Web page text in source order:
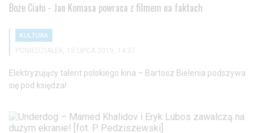
Boże Ciało - Jan Komasa powraca z filmem na faktach
KULTURA
PONIEDZIAŁEK, 15 LIPCA 2019, 14:37
Elektryzujący talent polskiego kina – Bartosz Bielenia podszywa
się pod księdza!